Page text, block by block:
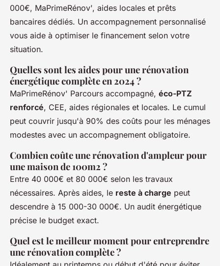
000€, MaPrimeRénov', aides locales et prêts
bancaires dédiés. Un accompagnement personnalisé
vous aide à optimiser le financement selon votre
situation.
Quelles sont les aides pour une rénovation
énergétique complète en 2024 ?
MaPrimeRénov' Parcours accompagné, éco-PTZ
renforcé, CEE, aides régionales et locales. Le cumul
peut couvrir jusqu'à 90% des coûts pour les ménages
modestes avec un accompagnement obligatoire.
Combien coûte une rénovation d'ampleur pour
une maison de 100m2 ?
Entre 40 000€ et 80 000€ selon les travaux
nécessaires. Après aides, le reste à charge peut
descendre à 15 000-30 000€. Un audit énergétique
précise le budget exact.
Quel est le meilleur moment pour entreprendre
une rénovation complète ?